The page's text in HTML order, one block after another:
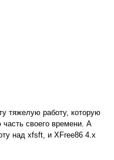
тяжелую работу, которую
своего времени. А
над xfsft, и XFree86 4.x